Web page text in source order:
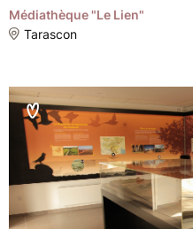
Médiathèque "Le Lien"
Tarascon